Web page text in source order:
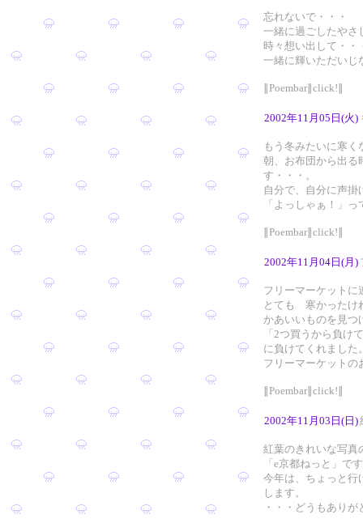
忘れないで・・・
一緒に過ごしたやさ
時々想い出して・・
一緒に輝いただいじ
∥Poembar∥click!∥
2002年11月05日(火)
もう冬みたいに寒く
朝、お布団から出
す・・・。
自分で、自分に声
「よっしゃぁ！」
∥Poembar∥click!∥
2002年11月04日(月)
フリーマーケットに
とても 寒かったけ
かあいいものを見つ
「2つ買うから負け
に負けてくれました
フリーマーケットの
∥Poembar∥click!∥
2002年11月03日(日)
紅葉のきれいな写真
「e京都ねっと」で
今年は、ちょっと行
します。
・・・どうもありが